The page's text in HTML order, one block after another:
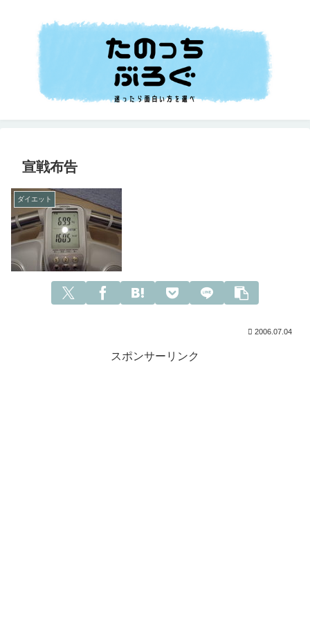
宣戦布告
ダイエット
2006.07.04
スポンサーリンク